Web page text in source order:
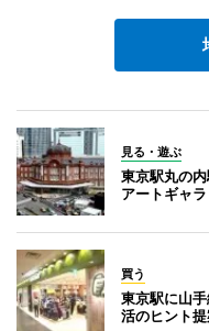
見る・遊ぶ
東京駅丸の
アートギャ
買う
東京駅に山
活のヒント提